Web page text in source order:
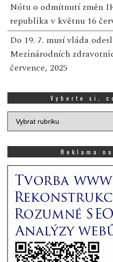
Nótu o odmítnutí změn
republika v květnu 16
Do 19. 7. musí vláda
Mezinárodních
července, 2025
Vyberte si,
Vyberte
si,
zajímá
Reklama